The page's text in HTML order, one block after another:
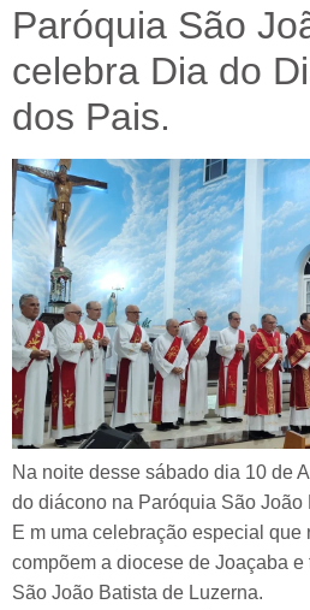
Paróquia São
celebra Dia do
dos Pais.
Na noite desse sábado dia 10 de
do diácono na Paróquia São João
E m uma celebração especial
compõem a diocese de Joaçaba e
São João Batista de Luzerna.